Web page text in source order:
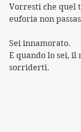
Vorresti che quel
euforia non
Sei innamorato.
E quando lo sei, il
sorriderti.